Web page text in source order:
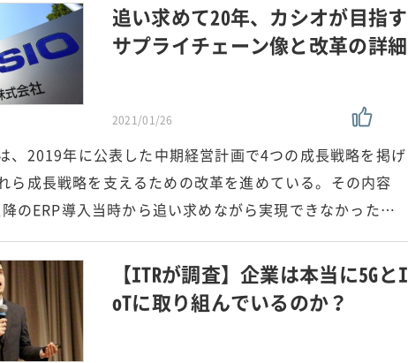
追い求めて20年、カシオが目指す
サプライチェーン像と改革の詳細
2021/01/26
、2019年に公表した中期経営計画で4つの成長戦略を掲げ
ら成長戦略を支えるための改革を進めている。その内容
のERP導入当時から追い求めながら実現できなかった…
【ITRが調査】企業は本当に5GとI
oTに取り組んでいるのか？